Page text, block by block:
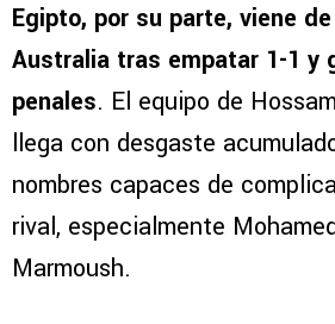
Egipto, por su parte, viene
Australia tras empatar 1-1 y
penales. El equipo de
llega con desgaste
nombres capaces de
rival, especialmente
Marmoush.